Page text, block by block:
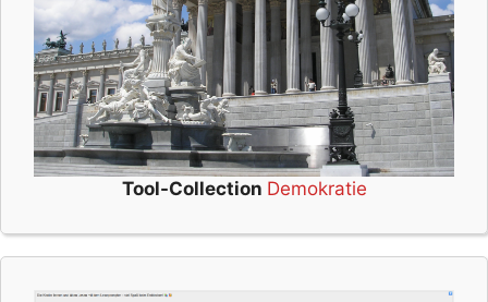
Tool-Collection Demokratie